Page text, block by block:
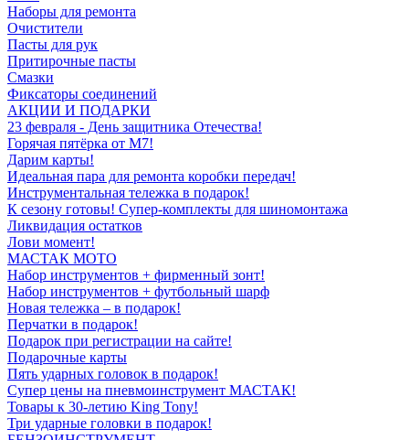
Наборы для ремонта
Очистители
Пасты для рук
Притирочные пасты
Смазки
Фиксаторы соединений
АКЦИИ И ПОДАРКИ
23 февраля - День защитника Отечества!
Горячая пятёрка от M7!
Дарим карты!
Идеальная пара для ремонта коробки передач!
Инструментальная тележка в подарок!
К сезону готовы! Супер-комплекты для шиномонтажа
Ликвидация остатков
Лови момент!
МАСТАК МОТО
Набор инструментов + фирменный зонт!
Набор инструментов + футбольный шарф
Новая тележка – в подарок!
Перчатки в подарок!
Подарок при регистрации на сайте!
Подарочные карты
Пять ударных головок в подарок!
Супер цены на пневмоинструмент МАСТАК!
Товары к 30-летию King Tony!
Три ударные головки в подарок!